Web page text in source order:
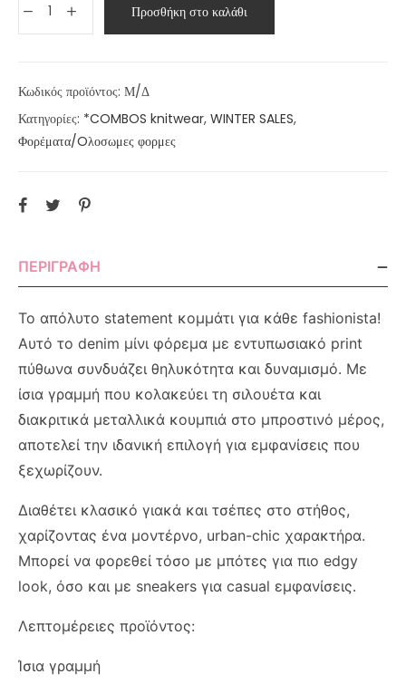
Προσθήκη στο καλάθι
Κωδικός προϊόντος: Μ/Δ
Κατηγορίες: *COMBOS knitwear, WINTER SALES,
Φορέματα/Oλοσωμες φορμες
ΠΕΡΙΓΡΑΦΉ
Το απόλυτο statement κομμάτι για κάθε fashionista!
Αυτό το denim μίνι φόρεμα με εντυπωσιακό print
πύθωνα συνδυάζει θηλυκότητα και δυναμισμό. Με
ίσια γραμμή που κολακεύει τη σιλουέτα και
διακριτικά μεταλλικά κουμπιά στο μπροστινό μέρος,
αποτελεί την ιδανική επιλογή για εμφανίσεις που
ξεχωρίζουν.
Διαθέτει κλασικό γιακά και τσέπες στο στήθος,
χαρίζοντας ένα μοντέρνο, urban-chic χαρακτήρα.
Μπορεί να φορεθεί τόσο με μπότες για πιο edgy
look, όσο και με sneakers για casual εμφανίσεις.
Λεπτομέρειες προϊόντος:
Ίσια γραμμή